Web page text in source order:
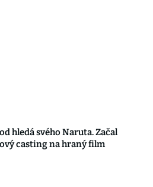
hledá svého Naruta. Začal
casting na hraný film